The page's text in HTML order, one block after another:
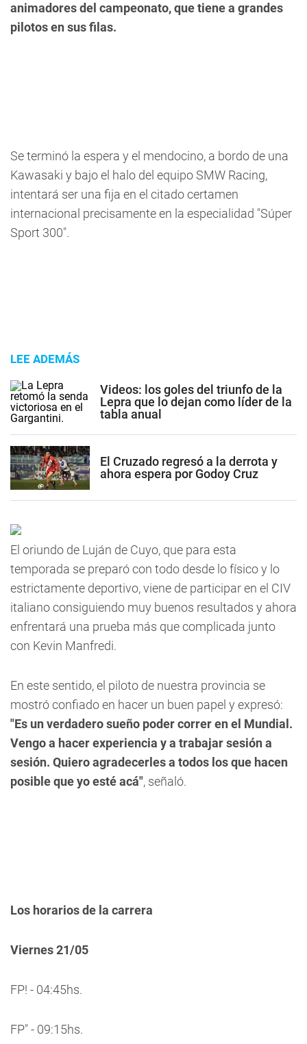
animadores del campeonato, que tiene a grandes
pilotos en sus filas.
Se terminó la espera y el mendocino, a bordo de una
Kawasaki y bajo el halo del equipo SMW Racing,
intentará ser una fija en el citado certamen
internacional precisamente en la especialidad "Súper
Sport 300".
LEE ADEMÁS
Videos: los goles del triunfo de la
Lepra que lo dejan como líder de la
tabla anual
El Cruzado regresó a la derrota y
ahora espera por Godoy Cruz
El oriundo de Luján de Cuyo, que para esta
temporada se preparó con todo desde lo físico y lo
estrictamente deportivo,viene de participar en el CIV
italiano consiguiendo muy buenos resultados y ahora
enfrentará una prueba más que complicada junto
con Kevin Manfredi.
En este sentido, el piloto de nuestra provincia se
mostró confiado en hacer un buen papel y expresó:
"Es un verdadero sueño poder correr en el Mundial.
Vengo a hacer experiencia y a trabajar sesión a
sesión. Quiero agradecerles a todos los que hacen
posible que yo esté acá", señaló.
Los horarios de la carrera
Viernes 21/05
FP! - 04:45hs.
FP" - 09:15hs.